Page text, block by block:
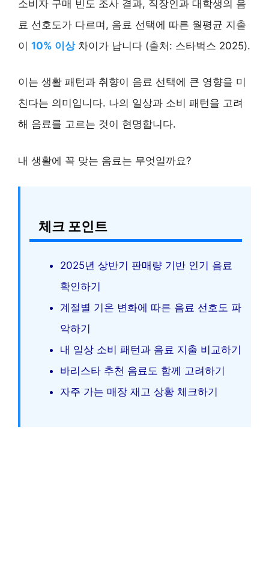
소비자 구매 빈도 조사 결과, 직장인과 대학생의 음
료 선호도가 다르며, 음료 선택에 따른 월평균 지출
이 10% 이상차이가 납니다 (출처: 스타벅스 2025).
이는 생활 패턴과 취향이 음료 선택에 큰 영향을 미
친다는 의미입니다. 나의 일상과 소비 패턴을 고려
해 음료를 고르는 것이 현명합니다.
내 생활에 꼭 맞는 음료는 무엇일까요?
체크 포인트
2025년 상반기 판매량 기반 인기 음료
확인하기
계절별 기온 변화에 따른 음료 선호도 파
악하기
내 일상 소비 패턴과 음료 지출 비교하기
바리스타 추천 음료도 함께 고려하기
자주 가는 매장 재고 상황 체크하기